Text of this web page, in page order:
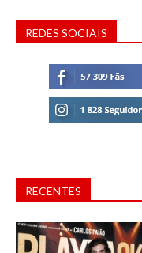
REDES SOCIAIS
RECENTES